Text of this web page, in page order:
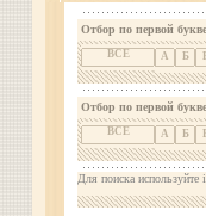
Отбор по первой
ВСЕ А Б
Отбор по первой
ВСЕ А Б
Для поиска используйте